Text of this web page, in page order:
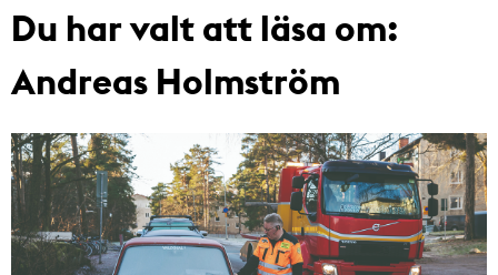
Du har valt att läsa om:
Andreas Holmström